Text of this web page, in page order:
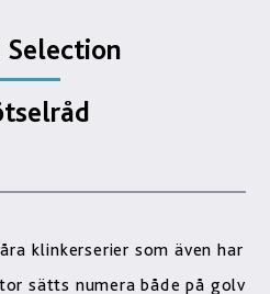
Selection
klinkerserier som även har
sätts numera både på golv